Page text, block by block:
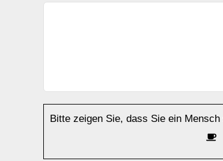
Bitte zeigen Sie, dass Sie ein